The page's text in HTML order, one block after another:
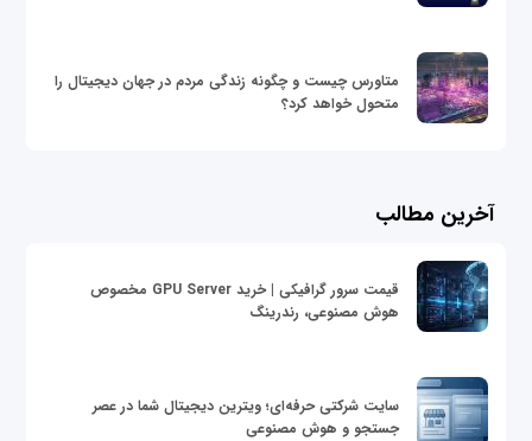
متاورس چیست و چگونه زندگی مردم در جهان دیجیتال را
متحول خواهد کرد؟
آخرین مطالب
قیمت سرور گرافیکی | خرید GPU Server مخصوص
هوش مصنوعی، رندرینگ
سایت شرکتی حرفه‌ای؛ ویترین دیجیتال شما در عصر
جستجو و هوش مصنوعی